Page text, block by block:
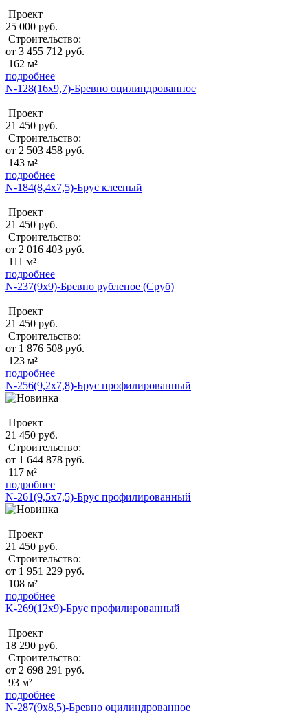
Проект
25 000 руб.
Строительство:
от 3 455 712 руб.
162 м²
подробнее
N-128(16x9,7)-Бревно оцилиндрованное
Проект
21 450 руб.
Строительство:
от 2 503 458 руб.
143 м²
подробнее
N-184(8,4x7,5)-Брус клееный
Проект
21 450 руб.
Строительство:
от 2 016 403 руб.
111 м²
подробнее
N-237(9x9)-Бревно рубленое (Сруб)
Проект
21 450 руб.
Строительство:
от 1 876 508 руб.
123 м²
подробнее
N-256(9,2x7,8)-Брус профилированный
Проект
21 450 руб.
Строительство:
от 1 644 878 руб.
117 м²
подробнее
N-261(9,5x7,5)-Брус профилированный
Проект
21 450 руб.
Строительство:
от 1 951 229 руб.
108 м²
подробнее
K-269(12x9)-Брус профилированный
Проект
18 290 руб.
Строительство:
от 2 698 291 руб.
93 м²
подробнее
N-287(9x8,5)-Бревно оцилиндрованное